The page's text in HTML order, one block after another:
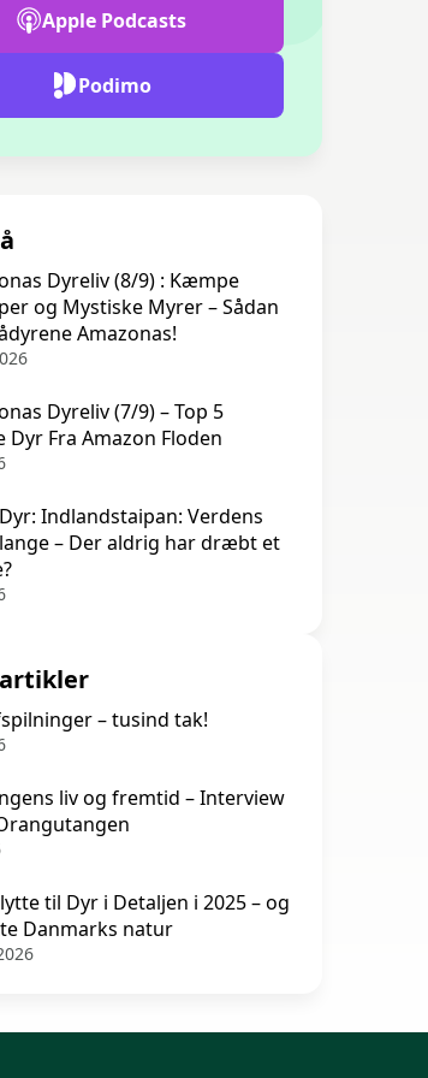
Apple Podcasts
Podimo
Dyreliv (8/9) : Kæmpe
og Mystiske Myrer – Sådan
Amazonas!
Dyreliv (7/9) – Top 5
Fra Amazon Floden
Indlandstaipan: Verdens
– Der aldrig har dræbt et
– tusind tak!
liv og fremtid – Interview
til Dyr i Detaljen i 2025 – og
Danmarks natur